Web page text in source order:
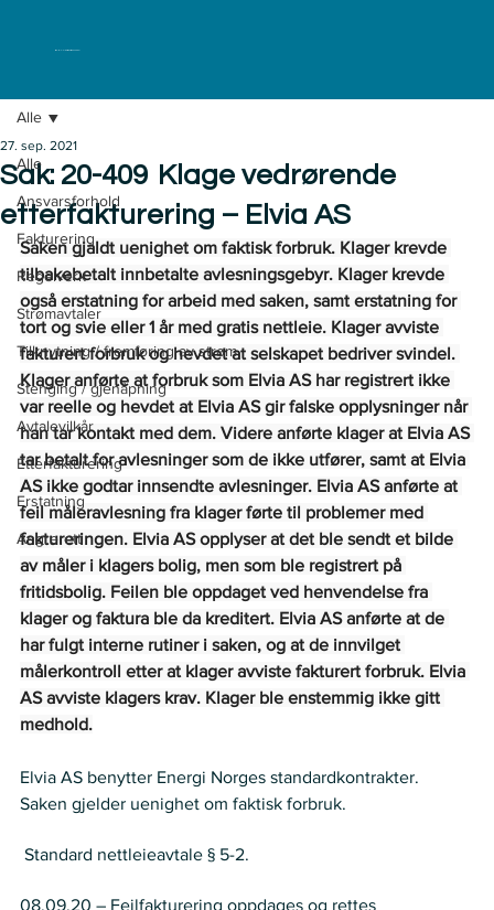
ELKLAGENEMNDA
Alle
Ansvarsforhold
Fakturering
Regelverk
Strømavtaler
Tilknytning / fremføring av strøm
Stenging / gjenåpning
Avtalevilkår
Etterfakturering
Erstatning
Angrerett
Alle
Sak: 20-409 Klage vedrørende
etterfakturering – Elvia AS
27. sep. 2021
Saken gjaldt uenighet om faktisk forbruk. Klager krevde
tilbakebetalt innbetalte avlesningsgebyr. Klager krevde
også erstatning for arbeid med saken, samt erstatning for
tort og svie eller 1 år med gratis nettleie. Klager avviste
fakturert forbruk og hevdet at selskapet bedriver svindel.
Klager anførte at forbruk som Elvia AS har registrert ikke
var reelle og hevdet at Elvia AS gir falske opplysninger når
han tar kontakt med dem. Videre anførte klager at Elvia AS
tar betalt for avlesninger som de ikke utfører, samt at Elvia
AS ikke godtar innsendte avlesninger. Elvia AS anførte at
feil måleravlesning fra klager førte til problemer med
faktureringen. Elvia AS opplyser at det ble sendt et bilde
av måler i klagers bolig, men som ble registrert på
fritidsbolig. Feilen ble oppdaget ved henvendelse fra
klager og faktura ble da kreditert. Elvia AS anførte at de
har fulgt interne rutiner i saken, og at de innvilget
målerkontroll etter at klager avviste fakturert forbruk. Elvia
AS avviste klagers krav. Klager ble enstemmig ikke gitt
medhold.
Elvia AS benytter Energi Norges standardkontrakter.
Saken gjelder uenighet om faktisk forbruk.
Standard nettleieavtale § 5-2.
08.09.20 – Feilfakturering oppdages og rettes